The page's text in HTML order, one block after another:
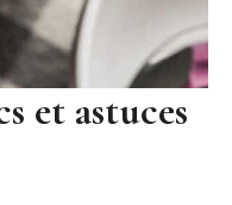
et astuces